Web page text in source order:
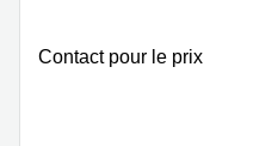
bureaux
Paris
Noue,
Contact pour le prix